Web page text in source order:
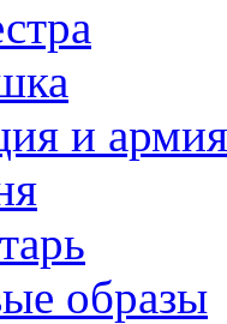
и армия
образы